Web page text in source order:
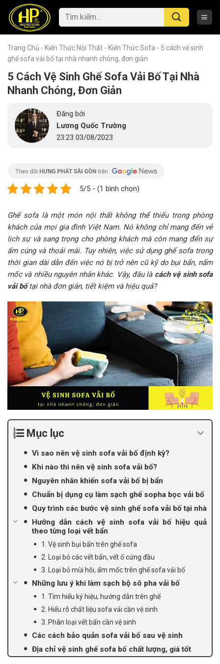
content
Tìm
kiếm:
Trang Chủ - Kiến Thức Nội Thất - Kiến Thức Sofa - 5 cách vệ sinh
ghế sofa vải bố tại nhà nhanh chóng, đơn giản
5 Cách Vệ Sinh Ghế Sofa Vải Bố Tại Nhà
Nhanh Chóng, Đơn Giản
Đăng bởi
Lương Quốc Trường
23:23 03/08/2023
5/5 - (1 bình chọn)
Ghế sofa là một món nội thất không thể thiếu trong phòng
khách của mọi gia đình Việt Nam. Nó không chỉ mang đến vẻ
lịch sự và sang trọng cho phòng khách mà còn mang đến sự
ấm cúng và thoải mái. Tuy nhiên, việc sử dụng ghế sofa trong
thời gian dài dẫn đến việc nó bị trở nên cũ kỹ do bụi bẩn, nấm
mốc và nhiều nguyên nhân khác. Vậy, đâu là cách vệ sinh sofa
vải bốtại nhà đơn giản, tiết kiệm và hiệu quả?
Mục lục
Vì sao nên vệ sinh sofa vải bố định kỳ?
Khi nào thì nên vệ sinh sofa vải bố?
Nguyên nhân khiến sofa vải bố bị bẩn
Chuẩn bị dụng cụ làm sạch ghế sopha bọc vải bố
Quy trình các bước vệ sinh ghế sofa vải bố tại nhà
Hướng dẫn cách vệ sinh sofa vải bố hiệu quả
theo từng loại vết bẩn
1. Vệ sinh bụi bẩn trên ghế sofa
2. Loại bỏ các vết bẩn, vết ố cứng đầu
3. Loại bỏ mùi hôi, ẩm mốc trên ghế sofa vải bố
Những lưu ý khi làm sạch bộ sô pha vải bố
1. Tìm hiểu ký hiệu, hướng dẫn trên ghế
2. Hiểu rõ chất liệu sofa vải cần vệ sinh
3. Phân loại vết bẩn cần vệ sinh
Các cách bảo quản sofa vải bố sau vệ sinh
Địa chỉ vệ sinh ghế sofa bố chất lượng, giá tốt